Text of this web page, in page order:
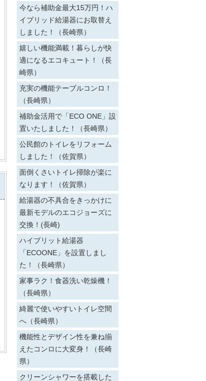
今なら補助金最大15万円！ハ
イブリッド給湯器にお取替え
しました！（長崎県）
嬉しい機能満載！暮らしが快
適になるエコキュート！（長
崎県）
充実の機能テーブルコンロ！
（長崎県）
補助金活用で「ECO ONE」設
置いたしました！（長崎県）
公民館のトイレをリフォーム
しました！（佐賀県）
面倒くさいトイレ掃除が楽に
なります！（佐賀県）
給湯器の不具合をきっかけに
最新モデルのエコジョーズに
交換！(長崎)
ハイブリット給湯器
「ECOONE」を設置しまし
た！（長崎県）
家事ラク！食器洗い乾燥機！
（長崎県）
綺麗で使いやすいトイレ空間
へ（長崎県）
機能性とデザイン性を兼ね揃
えたコンロに大変身！（長崎
県）
クリーンシャワーを搭載した